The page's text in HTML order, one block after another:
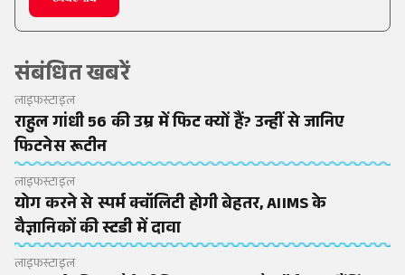
संबंधित खबरें
लाइफस्टाइल
राहुल गांधी 56 की उम्र में फिट क्यों हैं? उन्हीं से जानिए
फिटनेस रूटीन
लाइफस्टाइल
योग करने से स्पर्म क्वॉलिटी होगी बेहतर, AIIMS के
वैज्ञानिकों की स्टडी में दावा
लाइफस्टाइल